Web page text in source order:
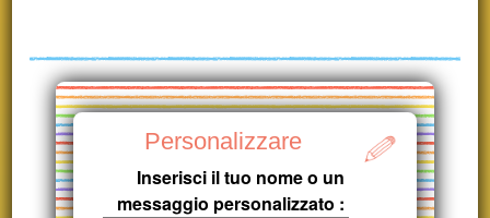
Personalizzare
Inserisci il tuo nome o un
messaggio personalizzato :